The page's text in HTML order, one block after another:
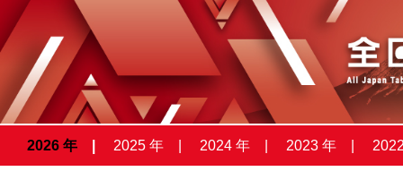
2026 年 2025 年 2024 年 2023 年